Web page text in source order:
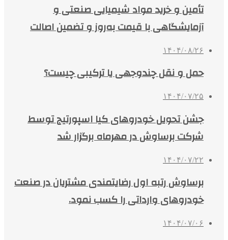
تأمین و خرید مواد شیمیایی صنعتی و
آزمایشگاهی با قیمت به‌روز و تضمین اصالت
۱۴۰۴/۰۸/۲۶
حمل و نقل چندوجهی یا ترکیبی چیست؟
۱۴۰۴/۰۷/۲۵
جشن تحویل خودروهای کیا اسپورتیج توسط
شرکت برساوش در مهرماه برگزار شد
۱۴۰۴/۰۷/۲۲
برساوش رتبه اول رضایتمندی مشتریان در صنعت
خودروهای وارداتی را کسب نمود.
۱۴۰۴/۰۷/۰۶